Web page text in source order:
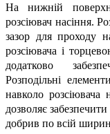
На нижній
розсіювач насіння.
зазор для проходу
розсіювача і
додатково
Розподільні
навколо розсіювача
дозволяє
добрив по всій